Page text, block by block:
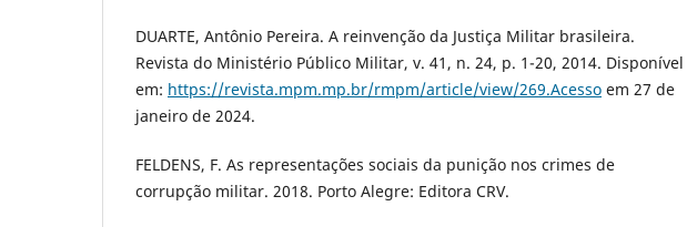
DUARTE, Antônio Pereira. A reinvenção da Justiça Militar brasileira.
Revista do Ministério Público Militar, v. 41, n. 24, p. 1-20, 2014. Disponível
em: https://revista.mpm.mp.br/rmpm/article/view/269.Acesso em 27 de
janeiro de 2024.
FELDENS, F. As representações sociais da punição nos crimes de
corrupção militar. 2018. Porto Alegre: Editora CRV.